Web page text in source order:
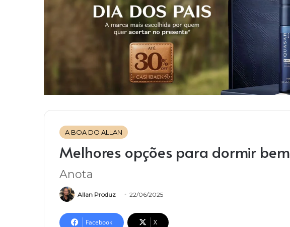
A BOA DO ALLAN
Melhores opções para dormir bem
Anota
Allan Produz 22/06/2025
Facebook X